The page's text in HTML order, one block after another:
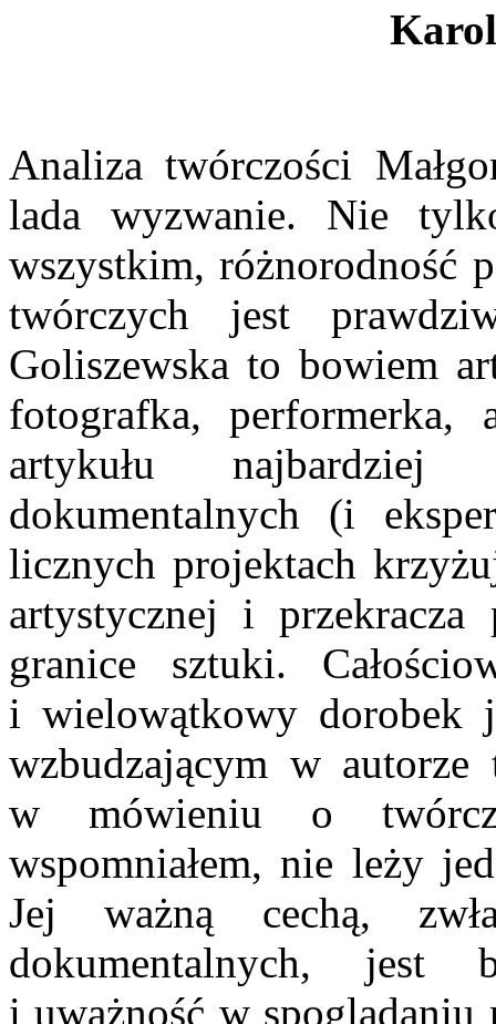
Analiza twórczości
lada wyzwanie. Nie
wszystkim, różnorodność
twórczych jest
Goliszewska to bowiem
fotografka,
artykułu
dokumentalnych (i
licznych projektach
artystycznej i przekracza
granice sztuki.
i wielowątkowy dorobek
wzbudzającym w autorze
w mówieniu o
wspomniałem, nie leży
Jej ważną cechą,
dokumentalnych, jest
i uważność w spoglądaniu